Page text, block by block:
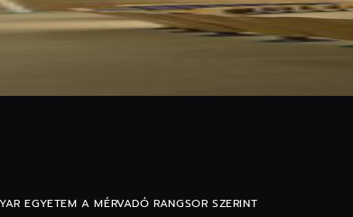
EGYETEM A MÉRVADÓ RANGSOR SZERINT